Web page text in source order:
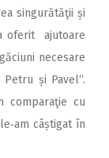
singurătăţii și
oferit ajutoare
necesare
și Pavel“.
comparaţie cu
câștigat în